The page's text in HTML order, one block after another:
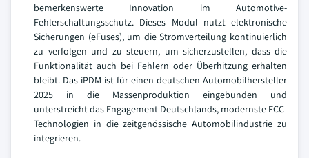
bemerkenswerte Innovation im Automotive-
Fehlerschaltungsschutz. Dieses Modul nutzt elektronische
Sicherungen (eFuses), um die Stromverteilung kontinuierlich
zu verfolgen und zu steuern, um sicherzustellen, dass die
Funktionalität auch bei Fehlern oder Überhitzung erhalten
bleibt. Das iPDM ist für einen deutschen Automobilhersteller
2025 in die Massenproduktion eingebunden und
unterstreicht das Engagement Deutschlands, modernste FCC-
Technologien in die zeitgenössische Automobilindustrie zu
integrieren.